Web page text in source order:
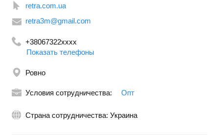
retra.com.ua
retra3m@gmail.com
+38067322xxxx
Показать телефоны
Ровно
Условия сотрудничества: Опт
Страна сотрудничества: Украина